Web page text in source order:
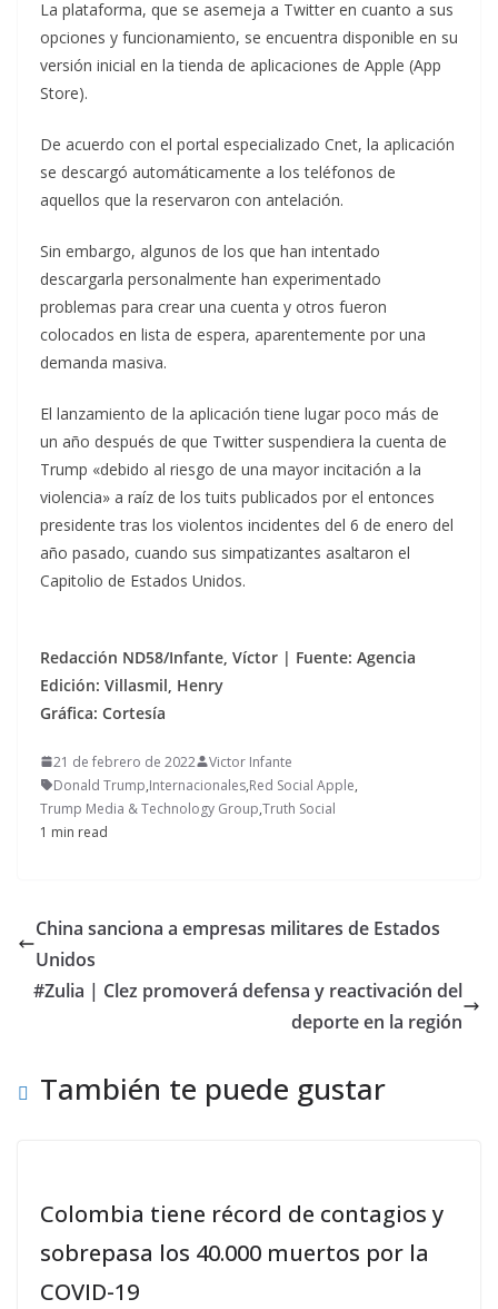
La plataforma, que se asemeja a Twitter en cuanto a sus
opciones y funcionamiento, se encuentra disponible en su
versión inicial en la tienda de aplicaciones de Apple (App
Store).
De acuerdo con el portal especializado Cnet, la aplicación
se descargó automáticamente a los teléfonos de
aquellos que la reservaron con antelación.
Sin embargo, algunos de los que han intentado
descargarla personalmente han experimentado
problemas para crear una cuenta y otros fueron
colocados en lista de espera, aparentemente por una
demanda masiva.
El lanzamiento de la aplicación tiene lugar poco más de
un año después de que Twitter suspendiera la cuenta de
Trump «debido al riesgo de una mayor incitación a la
violencia» a raíz de los tuits publicados por el entonces
presidente tras los violentos incidentes del 6 de enero del
año pasado, cuando sus simpatizantes asaltaron el
Capitolio de Estados Unidos.
Redacción ND58/Infante, Víctor | Fuente: Agencia
Edición: Villasmil, Henry
Gráfica: Cortesía
21 de febrero de 2022
Victor Infante
Donald Trump,Internacionales,Red Social Apple,
Trump Media & Technology Group,Truth Social
1 min read
China sanciona a empresas militares de Estados
Unidos
#Zulia | Clez promoverá defensa y reactivación del
deporte en la región
También te puede gustar
Colombia tiene récord de contagios y
sobrepasa los 40.000 muertos por la
COVID-19